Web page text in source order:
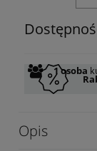
1 osoba
Opis